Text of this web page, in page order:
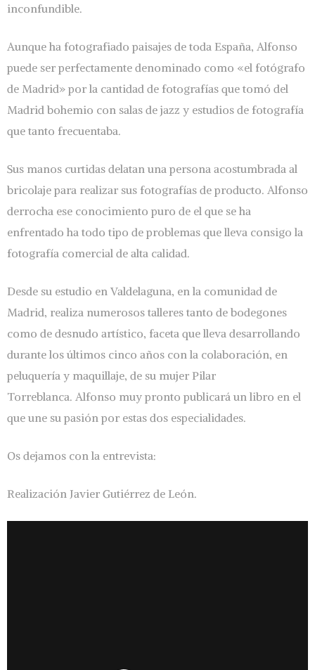
inconfundible.
Aunque ha fotografiado paisajes de toda España, Alfonso
puede ser perfectamente denominado como «el fotógrafo
de Madrid» por la cantidad de fotografías que tomó del
Madrid bohemio con salas de jazz y estudios de fotografía
que tanto frecuentaba.
Sus manos curtidas delatan una persona acostumbrada al
bricolaje para realizar sus fotografías de producto. Alfonso
derrocha ese conocimiento puro de el que se ha
enfrentado ha todo tipo de problemas que lleva consigo la
fotografía comercial de alta calidad.
Desde su estudio en Valdelaguna, en la comunidad de
Madrid, realiza numerosos talleres tanto de bodegones
como de desnudo artístico, faceta que lleva desarrollando
durante los últimos cinco años con la colaboración, en
peluquería y maquillaje, de su mujer Pilar
Torreblanca. Alfonso muy pronto publicará un libro en el
que une su pasión por estas dos especialidades.
Os dejamos con la entrevista:
Realización Javier Gutiérrez de León.